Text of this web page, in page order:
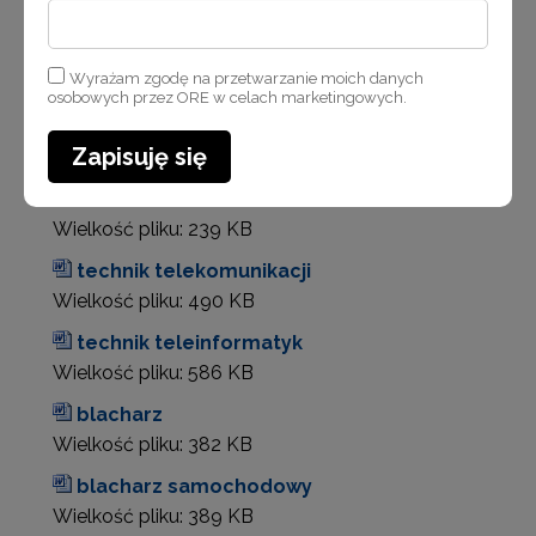
technik mechatronik
Wielkość pliku:238 KB
technik tyfloinformatyk
Wielkość pliku:386 KB
Wielkość pliku: 239 KB
technik telekomunikacji
Wielkość pliku: 490 KB
technik teleinformatyk
Wielkość pliku: 586 KB
blacharz
Wielkość pliku: 382 KB
blacharz samochodowy
Wielkość pliku: 389 KB
Wyrażam zgodę na przetwarzanie moich danych
osobowych przez ORE w celach marketingowych.
Zapisuję się